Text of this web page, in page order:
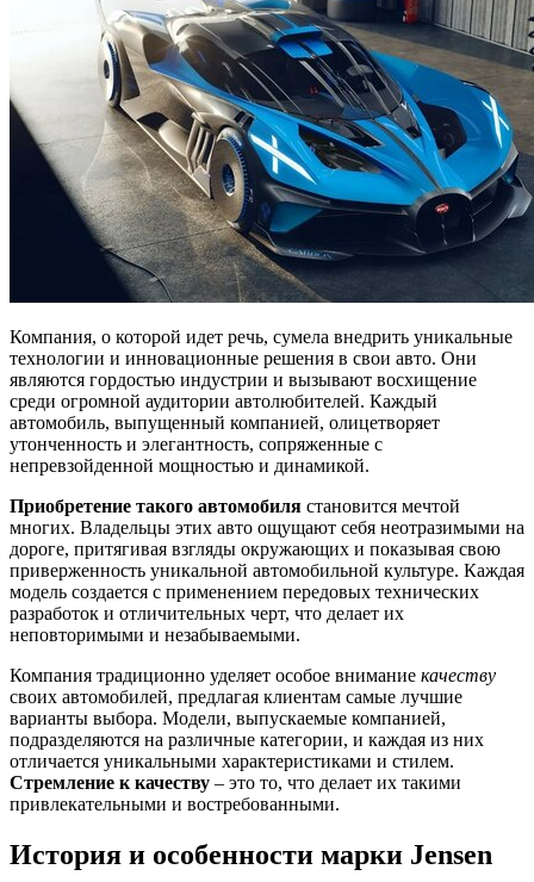
Компания, о которой идет речь, сумела внедрить уникальные
технологии и инновационные решения в свои авто. Они
являются гордостью индустрии и вызывают восхищение
среди огромной аудитории автолюбителей. Каждый
автомобиль, выпущенный компанией, олицетворяет
утонченность и элегантность, сопряженные с
непревзойденной мощностью и динамикой.
Приобретение такого автомобиля становится мечтой
многих. Владельцы этих авто ощущают себя неотразимыми на
дороге, притягивая взгляды окружающих и показывая свою
приверженность уникальной автомобильной культуре. Каждая
модель создается с применением передовых технических
разработок и отличительных черт, что делает их
неповторимыми и незабываемыми.
Компания традиционно уделяет особое внимание качеству
своих автомобилей, предлагая клиентам самые лучшие
варианты выбора. Модели, выпускаемые компанией,
подразделяются на различные категории, и каждая из них
отличается уникальными характеристиками и стилем.
Стремление к качеству – это то, что делает их такими
привлекательными и востребованными.
История и особенности марки Jensen